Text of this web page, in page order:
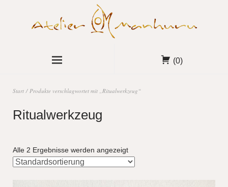
(0)
Start / Produkte verschlagwortet mit „Ritualwerkzeug“
Ritualwerkzeug
Alle 2 Ergebnisse werden angezeigt